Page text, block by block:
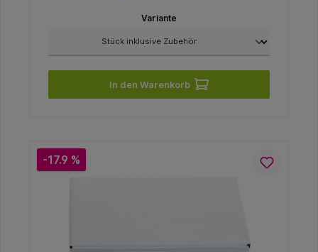
Variante
In den Warenkorb
-17.9 %